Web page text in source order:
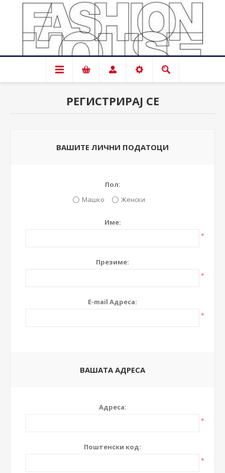
РЕГИСТРИРАЈ СЕ
ВАШИТЕ ЛИЧНИ ПОДАТОЦИ
Пол:
Машко
Женски
Име:
*
Презиме:
*
E-mail Адреса:
*
ВАШАТА АДРЕСА
Адреса:
*
Поштенски код:
*